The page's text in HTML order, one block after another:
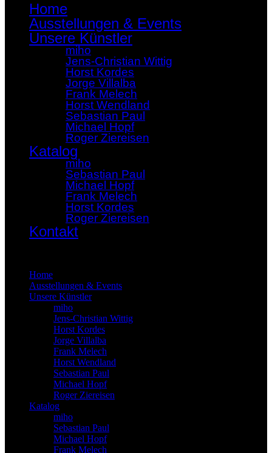
Home
Ausstellungen & Events
Unsere Künstler
miho
Jens-Christian Wittig
Horst Kordes
Jorge Villalba
Frank Melech
Horst Wendland
Sebastian Paul
Michael Hopf
Roger Ziereisen
Katalog
miho
Sebastian Paul
Michael Hopf
Frank Melech
Horst Kordes
Roger Ziereisen
Kontakt
Home
Ausstellungen & Events
Unsere Künstler
miho
Jens-Christian Wittig
Horst Kordes
Jorge Villalba
Frank Melech
Horst Wendland
Sebastian Paul
Michael Hopf
Roger Ziereisen
Katalog
miho
Sebastian Paul
Michael Hopf
Frank Melech